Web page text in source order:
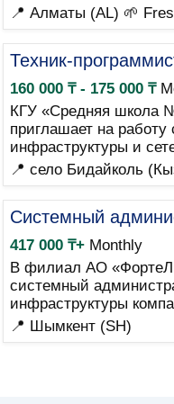
📍 Алматы (AL) 🌱
Техник-
160 000 ₸ - 175 000 ₸
КГУ «Средняя школа
приглашает на
инфраструктуры и
📍 село Бидайколь
Системный
417 000 ₸+Monthly
В филиал АО
системный
инфраструктуры
📍 Шымкент (SH)